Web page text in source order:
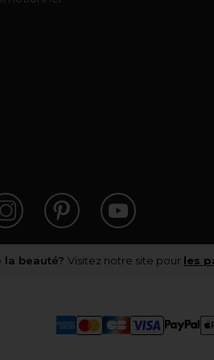
beauté? Visitez notre site pour les